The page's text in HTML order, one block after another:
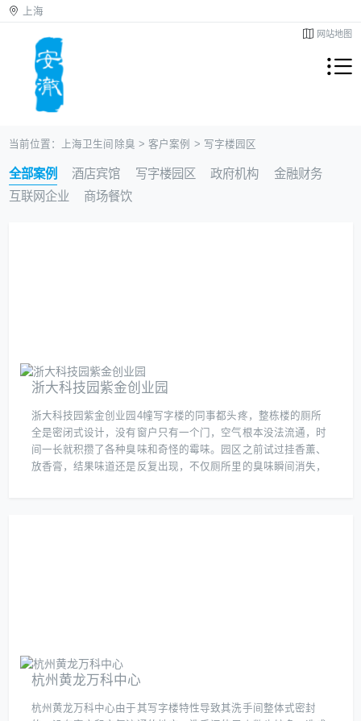
上海
网站地图
当前位置： 上海卫生间除臭 > 客户案例 > 写字楼园区
全部案例 酒店宾馆 写字楼园区 政府机构
金融财务
互联网企业
商场餐饮
浙大科技园紫金创业园
浙大科技园紫金创业园4幢写字楼的同事都头疼，整栋楼的厕所
全是密闭式设计，没有窗户只有一个门，空气根本没法流通，时
间一长就积攒了各种臭味和奇怪的霉味。园区之前试过挂香薰、
放香膏，结果味道还是反复出现，不仅厕所里的臭味瞬间消失，
杭州黄龙万科中心
杭州黄龙万科中心由于其写字楼特性导致其洗手间整体式密封